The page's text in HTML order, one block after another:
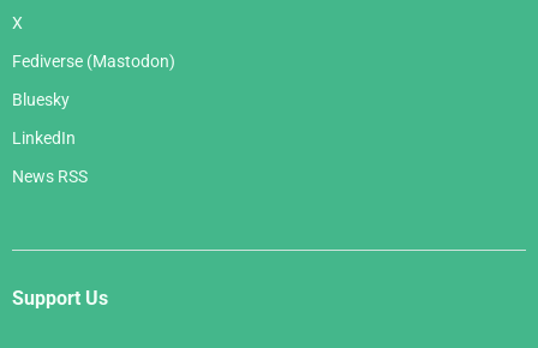
X
Fediverse (Mastodon)
Bluesky
LinkedIn
News RSS
Support Us